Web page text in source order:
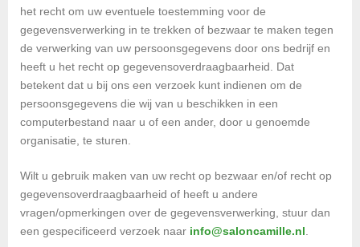
het recht om uw eventuele toestemming voor de
gegevensverwerking in te trekken of bezwaar te maken tegen
de verwerking van uw persoonsgegevens door ons bedrijf en
heeft u het recht op gegevensoverdraagbaarheid. Dat
betekent dat u bij ons een verzoek kunt indienen om de
persoonsgegevens die wij van u beschikken in een
computerbestand naar u of een ander, door u genoemde
organisatie, te sturen.
Wilt u gebruik maken van uw recht op bezwaar en/of recht op
gegevensoverdraagbaarheid of heeft u andere
vragen/opmerkingen over de gegevensverwerking, stuur dan
een gespecificeerd verzoek naar info@saloncamille.nl